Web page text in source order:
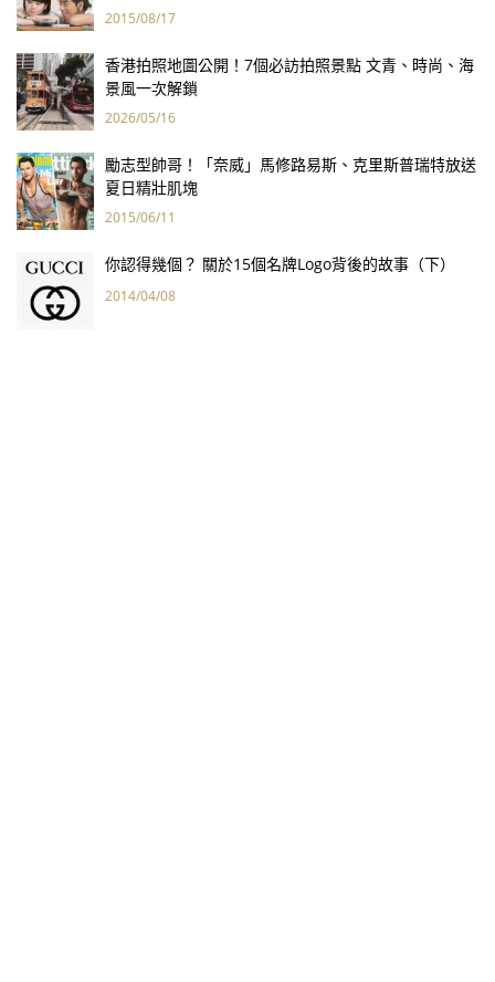
2015/08/17
香港拍照地圖公開！7個必訪拍照景點 文青、時尚、海
景風一次解鎖
2026/05/16
勵志型帥哥！「奈威」馬修路易斯、克里斯普瑞特放送
夏日精壯肌塊
2015/06/11
你認得幾個？ 關於15個名牌Logo背後的故事（下）
2014/04/08